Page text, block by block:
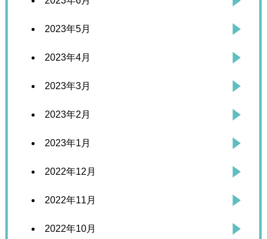
2023年5月
2023年4月
2023年3月
2023年2月
2023年1月
2022年12月
2022年11月
2022年10月